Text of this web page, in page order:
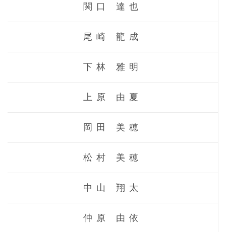
関口 達也
尾崎 龍成
下林 雅明
上原 由夏
岡田 美穂
松村 美穂
中山 翔太
仲原 由依